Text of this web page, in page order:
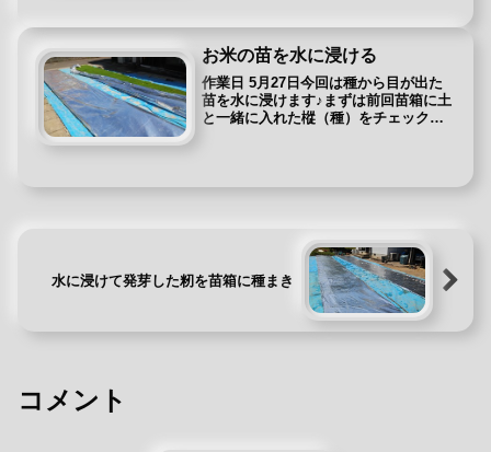
です。こーんな道を♪真っすぐ～真っす
ぐ～♪ここが親せきの畑（一...
お米の苗を水に浸ける
作業日 5月27日今回は種から目が出た
苗を水に浸けます♪まずは前回苗箱に土
と一緒に入れた樅（種）をチェックし
ね～因みにお米の...
水に浸けて発芽した籾を苗箱に種まき
コメント